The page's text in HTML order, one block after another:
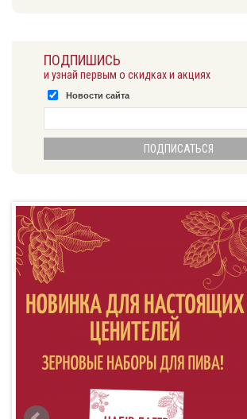
ПОДПИШИСЬ
и узнай первым о скидках и акциях
Новости сайта